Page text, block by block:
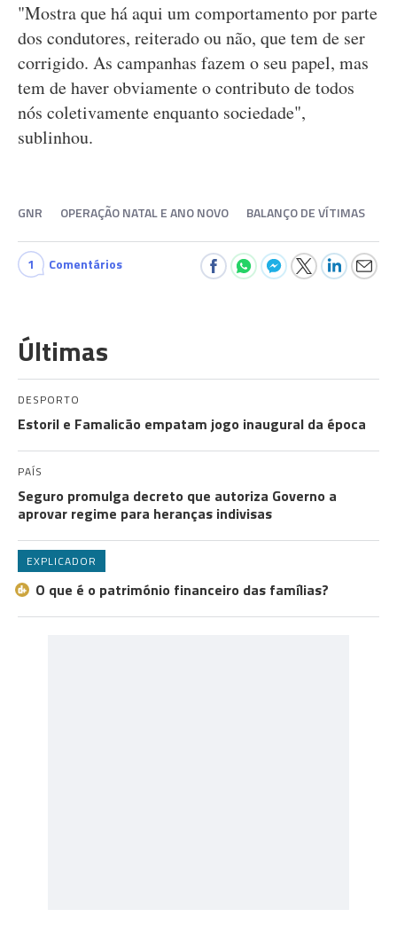
"Mostra que há aqui um comportamento por parte
dos condutores, reiterado ou não, que tem de ser
corrigido. As campanhas fazem o seu papel, mas
tem de haver obviamente o contributo de todos
nós coletivamente enquanto sociedade",
sublinhou.
GNR OPERAÇÃO NATAL E ANO NOVO BALANÇO DE VÍTIMAS
1 Comentários
Últimas
DESPORTO
Estoril e Famalicão empatam jogo inaugural da época
PAÍS
Seguro promulga decreto que autoriza Governo a
aprovar regime para heranças indivisas
EXPLICADOR
O que é o património financeiro das famílias?